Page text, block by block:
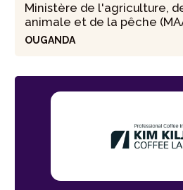
Ministère de l'agriculture,
animale et de la pêche
OUGANDA